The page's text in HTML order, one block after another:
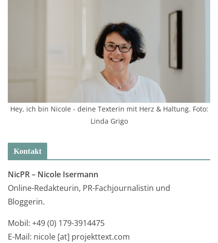
Hey, ich bin Nicole - deine Texterin mit Herz & Haltung. Foto:
Linda Grigo
Kontakt
NicPR – Nicole Isermann
Online-Redakteurin, PR-Fachjournalistin und
Bloggerin.
Mobil: +49 (0) 179-3914475
E-Mail: nicole [at] projekttext.com